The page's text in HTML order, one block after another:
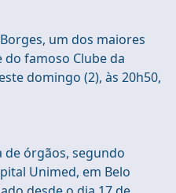
um dos maiores
famoso Clube da
domingo (2), às 20h50,
de órgãos, segundo
Unimed, em Belo